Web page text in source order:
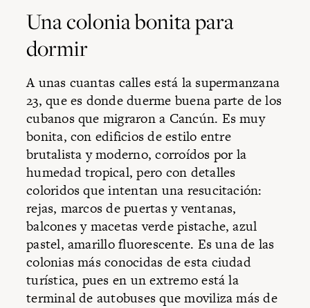
Una colonia bonita para
dormir
A unas cuantas calles está la supermanzana
23, que es donde duerme buena parte de los
cubanos que migraron a Cancún. Es muy
bonita, con edificios de estilo entre
brutalista y moderno, corroídos por la
humedad tropical, pero con detalles
coloridos que intentan una resucitación:
rejas, marcos de puertas y ventanas,
balcones y macetas verde pistache, azul
pastel, amarillo fluorescente. Es una de las
colonias más conocidas de esta ciudad
turística, pues en un extremo está la
terminal de autobuses que moviliza más de